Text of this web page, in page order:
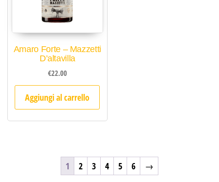
Amaro Forte – Mazzetti
D’altavilla
€22.00
Aggiungi al carrello
1 2 3 4 5 6 →